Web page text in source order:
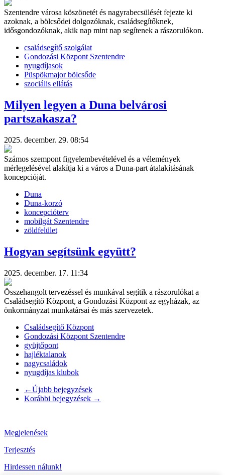
Szentendre városa köszönetét és nagyrabecsülését fejezte ki
azoknak, a bölcsődei dolgozóknak, családsegítőknek,
idősgondozóknak, akik nap mint nap segítenek a rászorulókon.
családsegítő szolgálat
Gondozási Központ Szentendre
nyugdíjasok
Püspökmajor bölcsőde
szociális ellátás
Milyen legyen a Duna belvárosi
partszakasza?
2025. december. 29. 08:54
Számos szempont figyelembevételével és a vélemények
mérlegelésével alakítja ki a város a Duna-part átalakításának
koncepcióját.
Duna
Duna-korzó
koncepcióterv
mobilgát Szentendre
zöldfelület
Hogyan segítsünk együtt?
2025. december. 17. 11:34
Összehangolt tervezéssel és munkával segítik a rászorulókat a
Családsegítő Központ, a Gondozási Központ az egyházak, az
önkormányzat munkatársai és más szervezetek.
Családsegítő Központ
Gondozási Központ Szentendre
gyüjtőpont
hajléktalanok
nagycsaládok
nyugdíjas klubok
←Újabb bejegyzések
Korábbi bejegyzések →
Megjelenések
Terjesztés
Hirdessen nálunk!